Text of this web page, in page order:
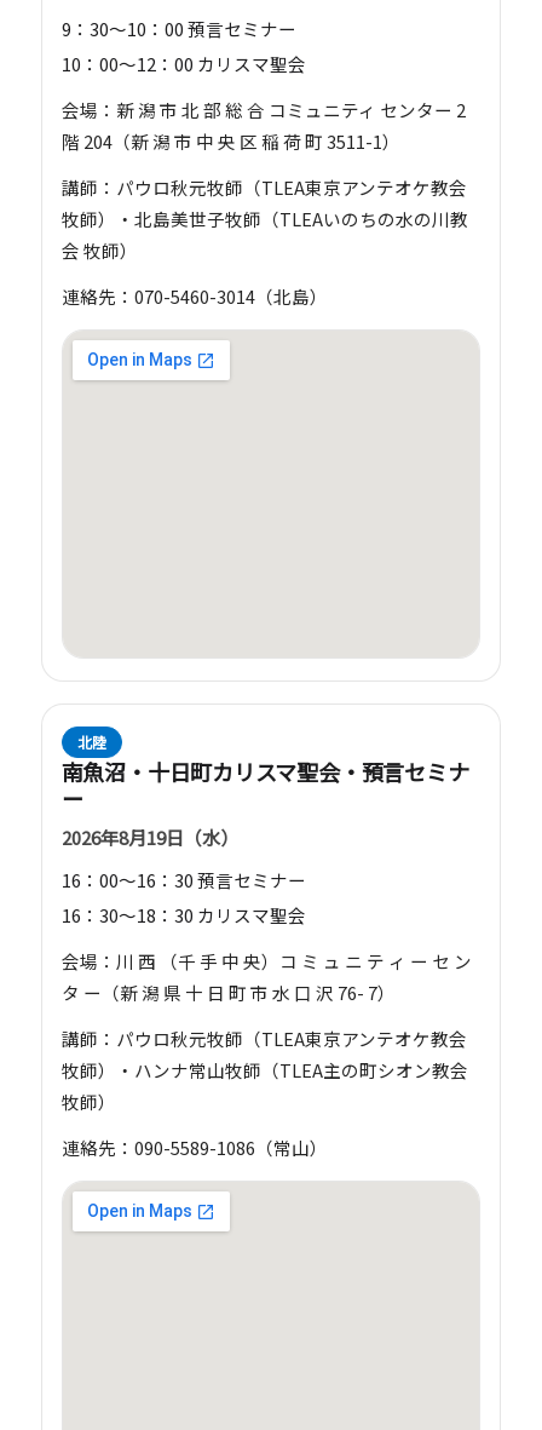
9：30～10：00 預言セミナー
10：00～12：00 カリスマ聖会
会場：新 潟 市 北 部 総 合 コミュニティ センター 2
階 204（新 潟 市 中 央 区 稲 荷 町 3511-1）
講師：パウロ秋元牧師（TLEA東京アンテオケ教会
牧師）・北島美世子牧師（TLEAいのちの水の川教
会 牧師）
連絡先：070-5460-3014（北島）
北陸
南魚沼・十日町カリスマ聖会・預言セミナ
ー
2026年8月19日（水）
16：00～16：30 預言セミナー
16：30～18：30 カリスマ聖会
会場：川 西 （千 手 中 央）コ ミ ュ ニ テ ィ ー セ ン
タ ー（新 潟 県 十 日 町 市 水 口 沢 76- 7）
講師：パウロ秋元牧師（TLEA東京アンテオケ教会
牧師）・ハンナ常山牧師（TLEA主の町シオン教会
牧師）
連絡先：090-5589-1086（常山）